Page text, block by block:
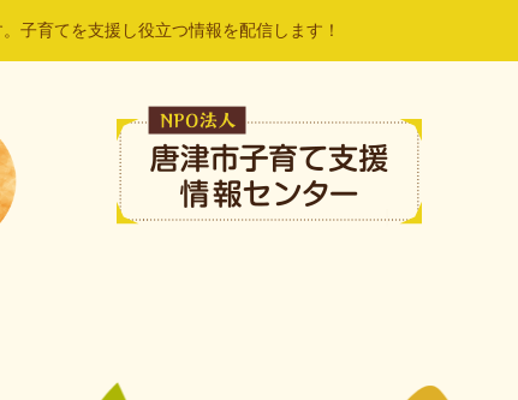
子育てを支援し役立つ情報を配信します！